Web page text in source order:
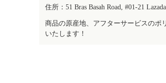
住所：51 Bras Basah Road, #01-21
商品の原産地、アフターサービスのポ
いたします！